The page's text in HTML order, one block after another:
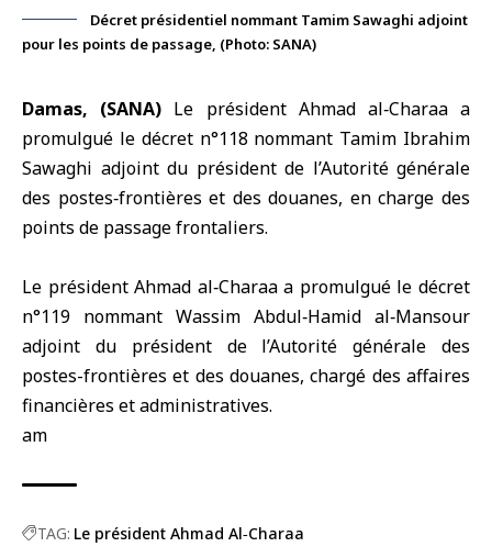
Décret présidentiel nommant Tamim Sawaghi adjoint
pour les points de passage, (Photo: SANA)
Damas, (SANA) Le président Ahmad al‑Charaaa
promulgué le décret n°118 nommant Tamim Ibrahim
Sawaghi adjoint du président de l’Autorité générale
des postes‑frontières et des douanes, en charge des
points de passage frontaliers.
Le président Ahmad al‑Charaa a promulgué le décret
n°119 nommant Wassim Abdul‑Hamid al‑Mansour
adjoint du président de l’Autorité générale des
postes-frontières et des douanes, chargé des affaires
financières et administratives.
am
TAG: Le président Ahmad Al‑Charaa